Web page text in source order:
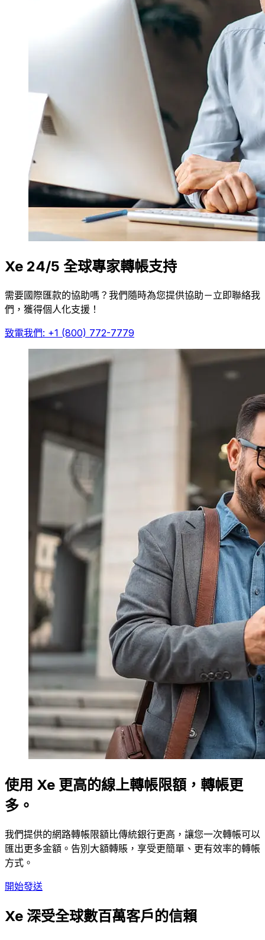
Xe 24/5 全球專家轉帳支持
需要國際匯款的協助嗎？我們隨時為您提供協助－立即聯絡我
們，獲得個人化支援！
致電我們: +1 (800) 772-7779
使用 Xe 更高的線上轉帳限額，轉帳更
多。
我們提供的網路轉帳限額比傳統銀行更高，讓您一次轉帳可以
匯出更多金額。告別大額轉賬，享受更簡單、更有效率的轉帳
方式。
開始發送
Xe 深受全球數百萬客戶的信賴